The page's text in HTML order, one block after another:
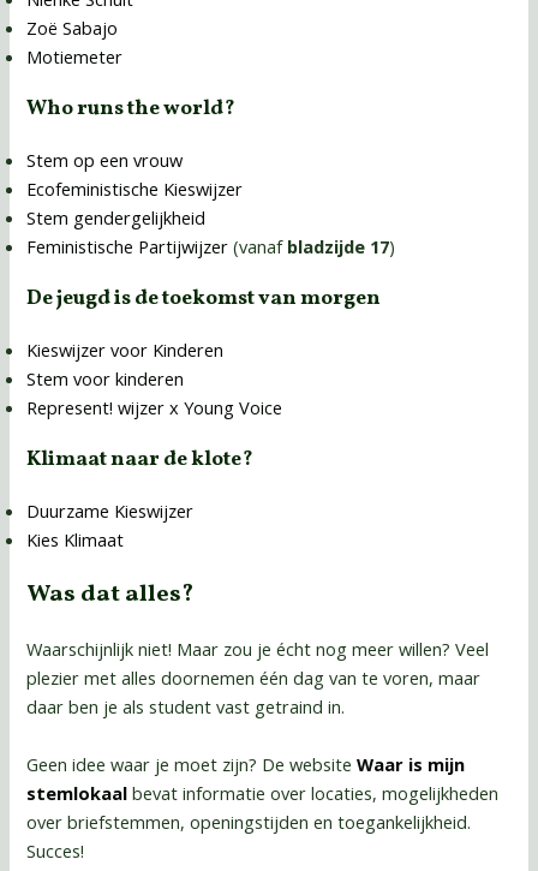
Zoë Sabajo
Motiemeter
Who runs the world?
Stem op een vrouw
Ecofeministische Kieswijzer
Stem gendergelijkheid
Feministische Partijwijzer (vanaf bladzijde 17)
De jeugd is de toekomst van morgen
Kieswijzer voor Kinderen
Stem voor kinderen
Represent! wijzer x Young Voice
Klimaat naar de klote?
Duurzame Kieswijzer
Kies Klimaat
Was dat alles?
Waarschijnlijk niet! Maar zou je écht nog meer willen? Veel
plezier met alles doornemen één dag van te voren, maar
daar ben je als student vast getraind in.
Geen idee waar je moet zijn? De websiteWaar is mijn
stemlokaal bevat informatie over locaties, mogelijkheden
over briefstemmen, openingstijden en toegankelijkheid.
Succes!